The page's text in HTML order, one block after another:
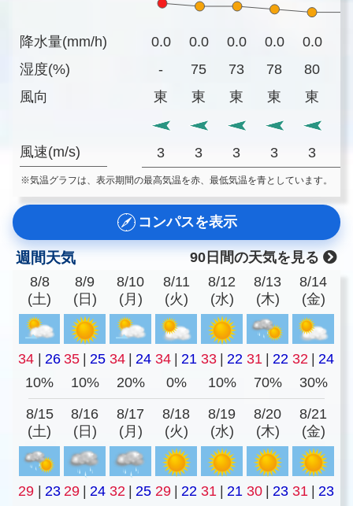
降水量(mm/h)
湿度(%)
風向
風速(m/s)
0.0 0.0 0.0 0.0 0.0
-
75 73 78 80
東
東 東 東 東
3 3 3 3 3
※気温グラフは、表示期間の最高気温を赤、最低気温を青としています。
コンパスを表示
週間天気
90日間の天気を見る
8/8
(土)
8/9
(日)
8/10
(月)
8/11
(火)
8/12
(水)
8/13
(木)
8/14
(金)
34 26 35 25 34 24 34 21 33 22 31 22 32
24
10%
10% 20% 0% 10% 70% 30%
8/15
(土)
8/16
(日)
8/17
(月)
8/18
(火)
8/19
(水)
8/20
(木)
8/21
(金)
29 23 29 24 32 25 29 22 31 21 30 23 31
23